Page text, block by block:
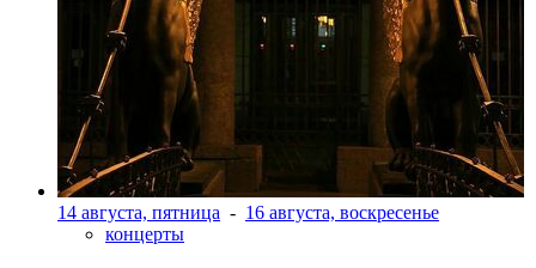
14 августа, пятница - 16 августа, воскресенье
концерты